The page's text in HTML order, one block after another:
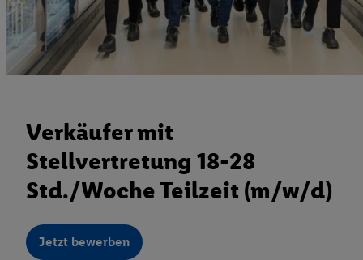
Verkäufer mit
Stellvertretung 18-28
Std./Woche Teilzeit (m/w/d)
Jetzt bewerben